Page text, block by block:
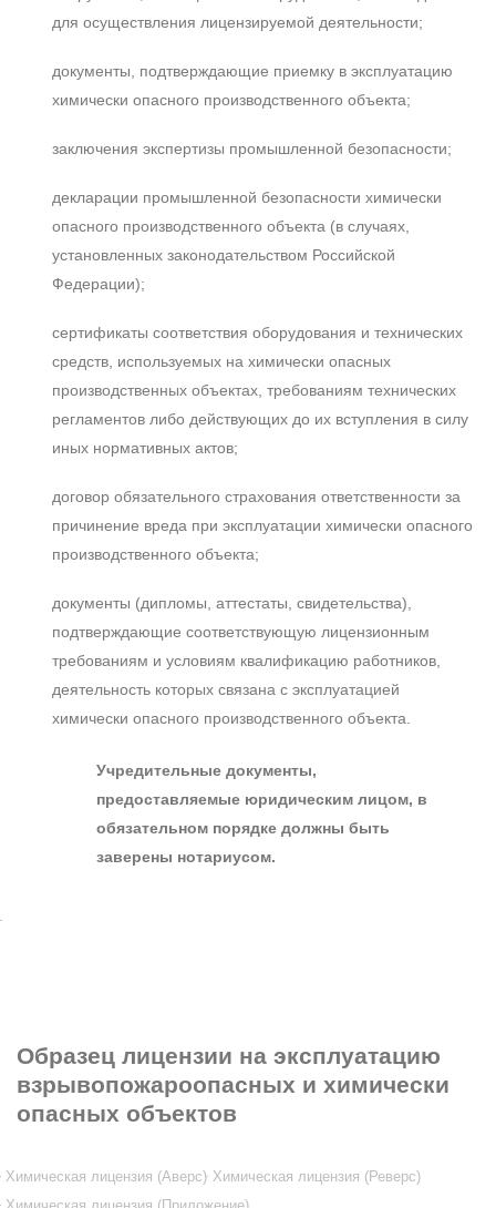
для осуществления лицензируемой деятельности;
документы, подтверждающие приемку в эксплуатацию
химически опасного производственного объекта;
заключения экспертизы промышленной безопасности;
декларации промышленной безопасности химически
опасного производственного объекта (в случаях,
установленных законодательством Российской
Федерации);
сертификаты соответствия оборудования и технических
средств, используемых на химически опасных
производственных объектах, требованиям технических
регламентов либо действующих до их вступления в силу
иных нормативных актов;
договор обязательного страхования ответственности за
причинение вреда при эксплуатации химически опасного
производственного объекта;
документы (дипломы, аттестаты, свидетельства),
подтверждающие соответствующую лицензионным
требованиям и условиям квалификацию работников,
деятельность которых связана с эксплуатацией
химически опасного производственного объекта.
Учредительные документы,
предоставляемые юридическим лицом, в
обязательном порядке должны быть
заверены нотариусом.
Образец лицензии на эксплуатацию
взрывопожароопасных и химически
опасных объектов
Химическая лицензия (Аверс) Химическая лицензия (Реверс)